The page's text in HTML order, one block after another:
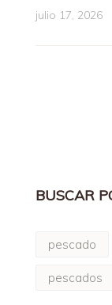
julio 17, 2026
BUSCAR
pescado
pescados